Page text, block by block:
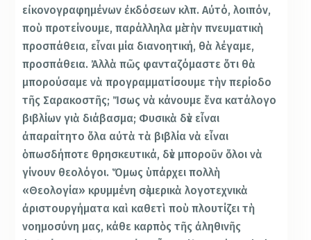
εἰκονογραφημένων ἐκδόσεων κλπ. Αὐτό, λοιπόν,
ποὺ προτείνουμε, παράλληλα μὲ τὴν πνευματικὴ
προσπάθεια, εἶναι μία διανοητική, θὰ λέγαμε,
προσπάθεια. Ἀλλὰ πῶς φανταζόμαστε ὅτι θὰ
μπορούσαμε νὰ προγραμματίσουμε τὴν περίοδο
τῆς Σαρακοστῆς; Ἴσως νὰ κάνουμε ἕνα κατάλογο
βιβλίων γιὰ διάβασμα; Φυσικὰ δὲν εἶναι
ἀπαραίτητο ὅλα αὐτὰ τὰ βιβλία νὰ εἶναι
ὁπωσδήποτε θρησκευτικά, δὲν μποροῦν ὅλοι νὰ
γίνουν θεολόγοι. Ὅμως ὑπάρχει πολλὴ
«Θεολογία» κρυμμένη σὲ μερικὰ λογοτεχνικὰ
ἀριστουργήματα καὶ καθετὶ ποὺ πλουτίζει τὴ
νοημοσύνη μας, κάθε καρπὸς τῆς ἀληθινῆς